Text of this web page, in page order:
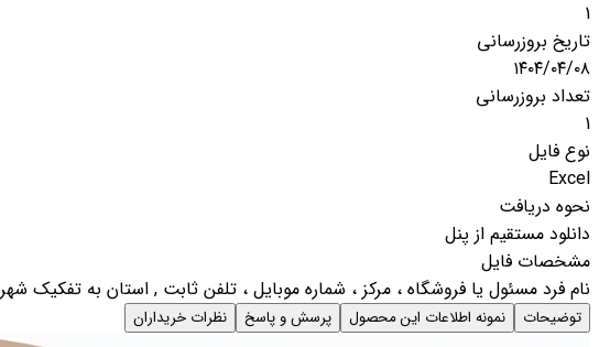
1
تاریخ بروزرسانی
۱۴۰۴/۰۴/۰۸
تعداد بروزرسانی
1
نوع فایل
Excel
نحوه دریافت
دانلود مستقیم از پنل
مشخصات فایل
نام فرد مسئول یا فروشگاه ، مرکز ، شماره موبایل ، تلفن ثابت , استان به تفکیک شهر
توضیحات نمونه اطلاعات این محصول پرسش و پاسخ نظرات خریداران